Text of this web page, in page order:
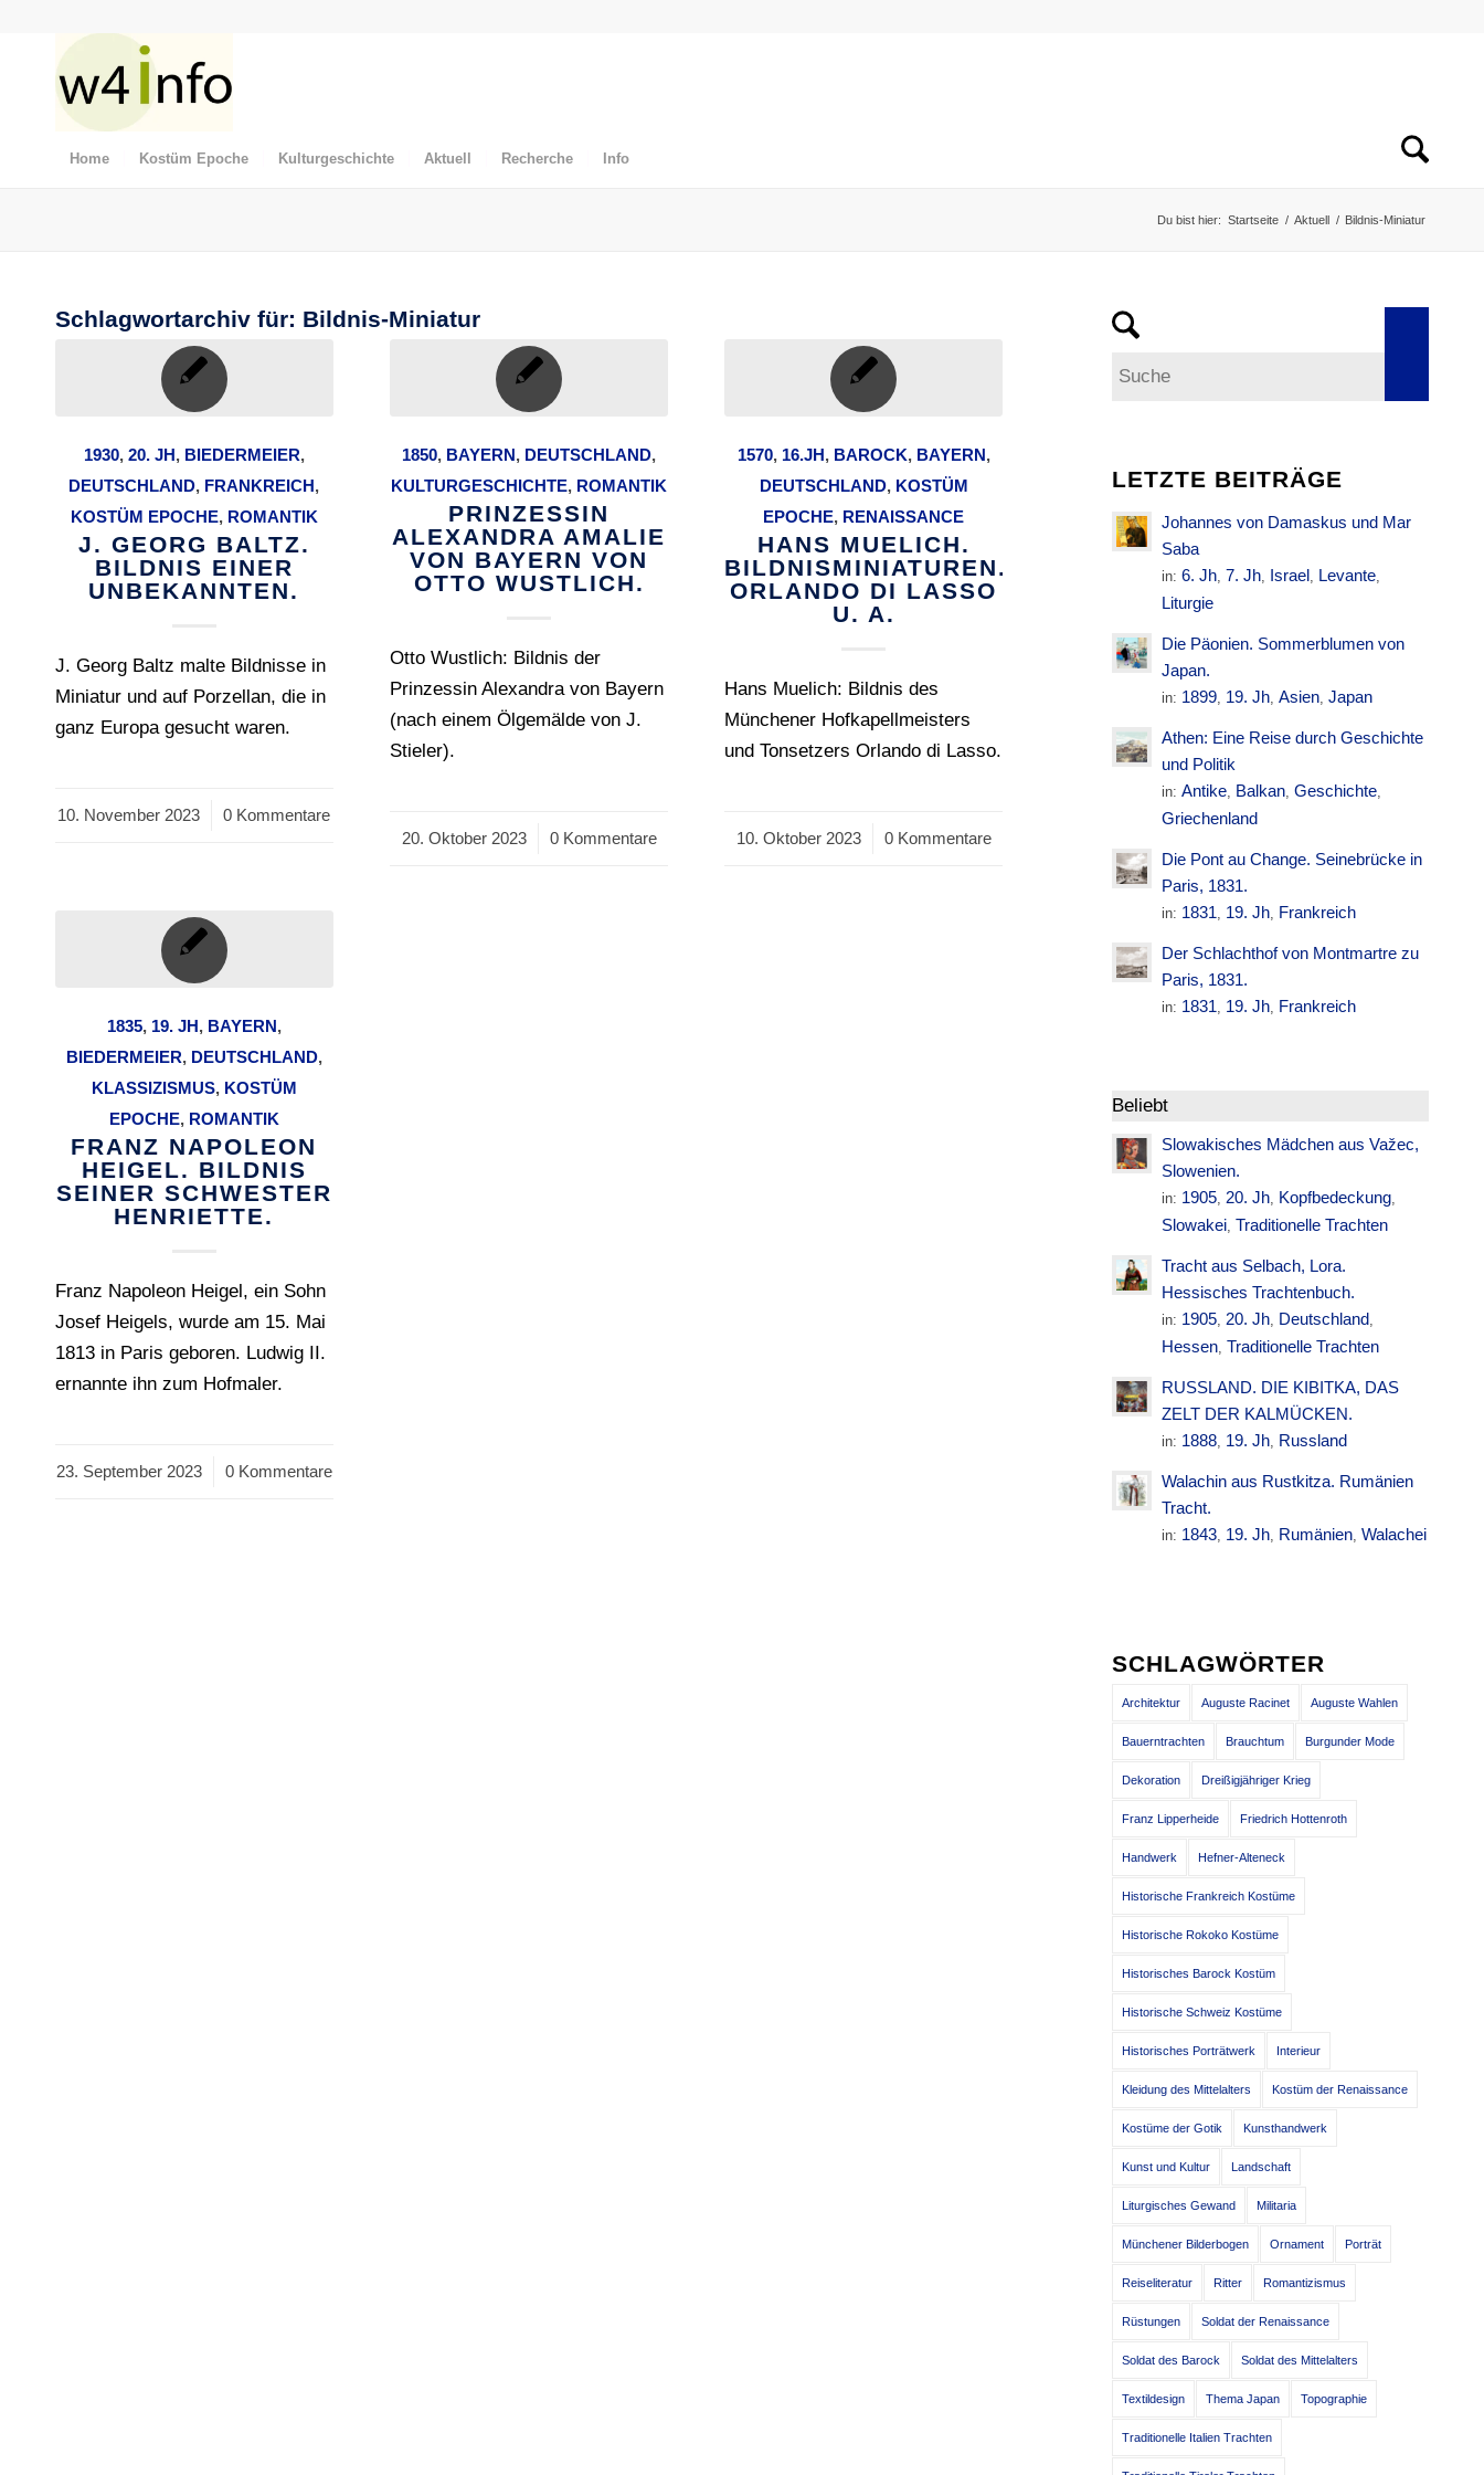
Home Kostüm Epoche Kulturgeschichte Aktuell Recherche Info
Du bist hier: Startseite / Aktuell / Bildnis-Miniatur
Schlagwortarchiv für: Bildnis-Miniatur
1930, 20. JH, BIEDERMEIER,
DEUTSCHLAND, FRANKREICH,
KOSTÜM EPOCHE, ROMANTIK
J. GEORG BALTZ.
BILDNIS EINER
UNBEKANNTEN.
J. Georg Baltz malte Bildnisse in
Miniatur und auf Porzellan, die in
ganz Europa gesucht waren.
10. November 2023
/ 0 Kommentare
1850, BAYERN, DEUTSCHLAND,
KULTURGESCHICHTE, ROMANTIK
PRINZESSIN
ALEXANDRA AMALIE
VON BAYERN VON
OTTO WUSTLICH.
Otto Wustlich: Bildnis der
Prinzessin Alexandra von Bayern
(nach einem Ölgemälde von J.
Stieler).
20. Oktober 2023
/ 0 Kommentare
1570, 16.JH, BAROCK, BAYERN,
DEUTSCHLAND, KOSTÜM
EPOCHE, RENAISSANCE
HANS MUELICH.
BILDNISMINIATUREN.
ORLANDO DI LASSO
U. A.
Hans Muelich: Bildnis des
Münchener Hofkapellmeisters
und Tonsetzers Orlando di Lasso.
10. Oktober 2023
/ 0 Kommentare
1835, 19. JH, BAYERN,
BIEDERMEIER, DEUTSCHLAND,
KLASSIZISMUS, KOSTÜM
EPOCHE, ROMANTIK
FRANZ NAPOLEON
HEIGEL. BILDNIS
SEINER SCHWESTER
HENRIETTE.
Franz Napoleon Heigel, ein Sohn
Josef Heigels, wurde am 15. Mai
1813 in Paris geboren. Ludwig II.
ernannte ihn zum Hofmaler.
23. September 2023
/ 0 Kommentare
LETZTE BEITRÄGE
Johannes von Damaskus und Mar
Saba
in:6. Jh, 7. Jh, Israel, Levante,
Liturgie
Die Päonien. Sommerblumen von
Japan.
in: 1899, 19. Jh,Asien,Japan
Athen: Eine Reise durch Geschichte
und Politik
in:Antike, Balkan,Geschichte,
Griechenland
Die Pont au Change. Seinebrücke in
Paris, 1831.
in: 1831, 19. Jh, Frankreich
Der Schlachthof von Montmartre zu
Paris, 1831.
in: 1831, 19. Jh, Frankreich
Beliebt
Slowakisches Mädchen aus Važec,
Slowenien.
in: 1905,20. Jh, Kopfbedeckung,
Slowakei, Traditionelle Trachten
Tracht aus Selbach, Lora.
Hessisches Trachtenbuch.
in: 1905,20. Jh, Deutschland,
Hessen, Traditionelle Trachten
RUSSLAND. DIE KIBITKA, DAS
ZELT DER KALMÜCKEN.
in: 1888, 19. Jh, Russland
Walachin aus Rustkitza. Rumänien
Tracht.
in: 1843, 19. Jh, Rumänien,Walachei
SCHLAGWÖRTER
Architektur Auguste Racinet Auguste Wahlen
Bauerntrachten Brauchtum Burgunder Mode
Dekoration Dreißigjähriger Krieg
Franz Lipperheide Friedrich Hottenroth
Handwerk Hefner-Alteneck
Historische Frankreich Kostüme
Historische Rokoko Kostüme
Historisches Barock Kostüm
Historische Schweiz Kostüme
Historisches Porträtwerk Interieur
Kleidung des Mittelalters Kostüm der Renaissance
Kostüme der Gotik Kunsthandwerk
Kunst und Kultur Landschaft
Liturgisches Gewand Militaria
Münchener Bilderbogen Ornament Porträt
Reiseliteratur Ritter Romantizismus
Rüstungen Soldat der Renaissance
Soldat des Barock Soldat des Mittelalters
Textildesign Thema Japan Topographie
Traditionelle Italien Trachten